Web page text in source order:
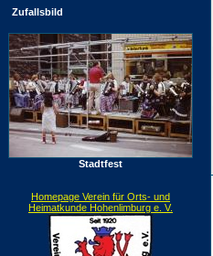
Zufallsbild
Stadtfest
Homepage Verein für Orts- und
Heimatkunde Hohenlimburg e. V.